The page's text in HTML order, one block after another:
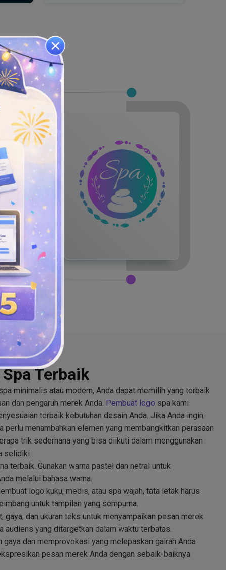
Terbaik
minimalis atau modern, Anda dapat memilih yang terbaik
dan pengaruh merek Anda. Pembuat logo spa kami
terbaik kebutuhan desain Anda. Jika Anda ingin
perlu menambahkan elemen yang membangkitkan perasaan
trik sederhana yang bisa diikuti dalam menggunakan
selidiki.
terbaik. Gunakan warna pastel dan netral untuk
melalui bahasa warna.
logo kuku, medis, atau spa wajah, tata letak harus
untuk tampilan yang sempurna.
gaya, dan ukuran teks untuk menyampaikan pesan merek
audiens yang ditargetkan dalam waktu terbatas.
gaya dan memprovokasi yang melepaskan gairah Anda
pesan merek Anda dengan sebaik-baiknya